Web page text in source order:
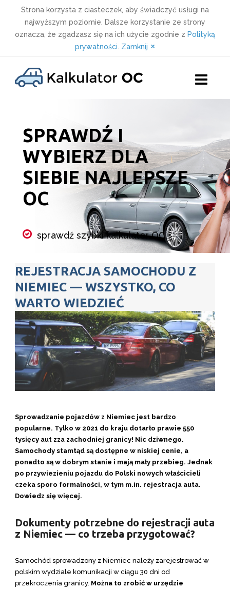
Strona korzysta z ciasteczek, aby świadczyć usługi na
najwyższym poziomie. Dalsze korzystanie ze strony
oznacza, że zgadzasz się na ich użycie zgodnie z Polityką
prywatności Zamknij ×
content
SPRAWDŹ I
WYBIERZ DLA
SIEBIE NAJLEPSZE
OC
sprawdź szybki kalkulator OC
ubezpieczycieli w kilka minut
wybierz ubezpieczenie i kup online
Kalkulator OC
REJESTRACJA SAMOCHODU Z
NIEMIEC — WSZYSTKO, CO
WARTO WIEDZIEĆ
Sprowadzanie pojazdów z Niemiec jest bardzo
popularne. Tylko w 2021 do kraju dotarło prawie 550
tysięcy aut zza zachodniej granicy! Nic dziwnego.
Samochody stamtąd są dostępne w niskiej cenie, a
ponadto są w dobrym stanie i mają mały przebieg. Jednak
po przywiezieniu pojazdu do Polski nowych właścicieli
czeka sporo formalności, w tym m.in. rejestracja auta.
Dowiedz się więcej.
Dokumenty potrzebne do rejestracji auta
z Niemiec — co trzeba przygotować?
Samochód sprowadzony z Niemiec należy zarejestrować w
polskim wydziale komunikacji w ciągu 30 dni od
przekroczenia granicy. Można to zrobić w urzędzie